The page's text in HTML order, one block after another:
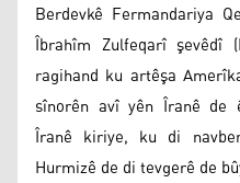
Berdevkê Fermandariya
Îbrahîm Zulfeqarî şevêdî
ragihand ku artêşa
sînorên avî yên Îranê de
Îranê kiriye, ku di
Hurmizê de di tevgerê de